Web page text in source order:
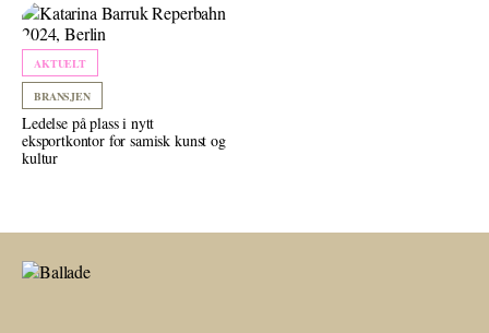
AKTUELT
BRANSJEN
Ledelse på plass i nytt
eksportkontor for samisk kunst og
kultur